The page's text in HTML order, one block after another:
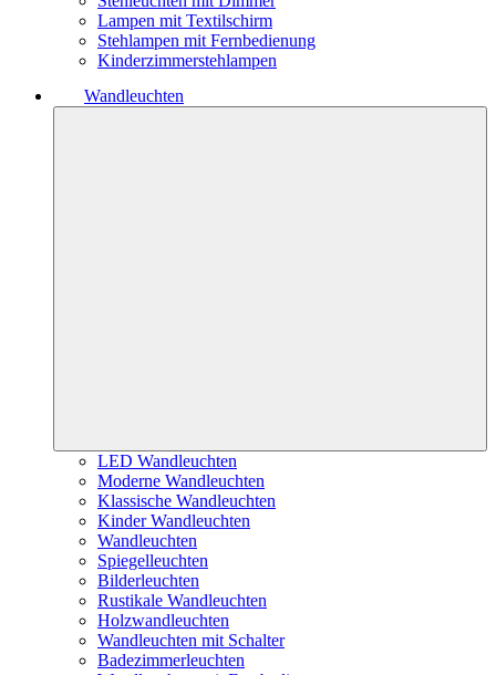
Lampen mit Textilschirm
Stehlampen mit Fernbedienung
Kinderzimmerstehlampen
Wandleuchten
LED Wandleuchten
Moderne Wandleuchten
Klassische Wandleuchten
Kinder Wandleuchten
Wandleuchten
Spiegelleuchten
Bilderleuchten
Rustikale Wandleuchten
Holzwandleuchten
Wandleuchten mit Schalter
Badezimmerleuchten